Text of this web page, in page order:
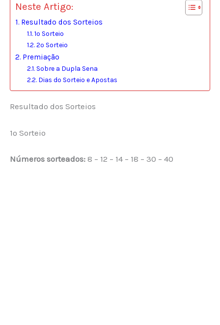
Neste Artigo:
Resultado dos Sorteios
1º Sorteio
2º Sorteio
Premiação
Sobre a Dupla Sena
Dias do Sorteio e Apostas
Resultado dos Sorteios
1º Sorteio
Números sorteados: 8 – 12 – 14 – 18 – 30 – 40